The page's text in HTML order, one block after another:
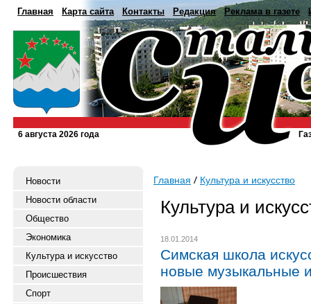
Главная Карта сайта Контакты Редакция Реклама в газете
6 августа 2026 года
Новости
Новости области
Общество
Экономика
Культура и искусство
Происшествия
Спорт
Главная Культура и искусство
Культура и
18.01.2014
Симская школа
новые музыкальные